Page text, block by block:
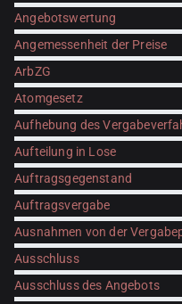
Angebotswertung
Angemessenheit der Preise
ArbZG
Atomgesetz
Aufhebung des
Aufteilung in Lose
Auftragsgegenstand
Auftragsvergabe
Ausnahmen von der
Ausschluss
Ausschluss des Angebots